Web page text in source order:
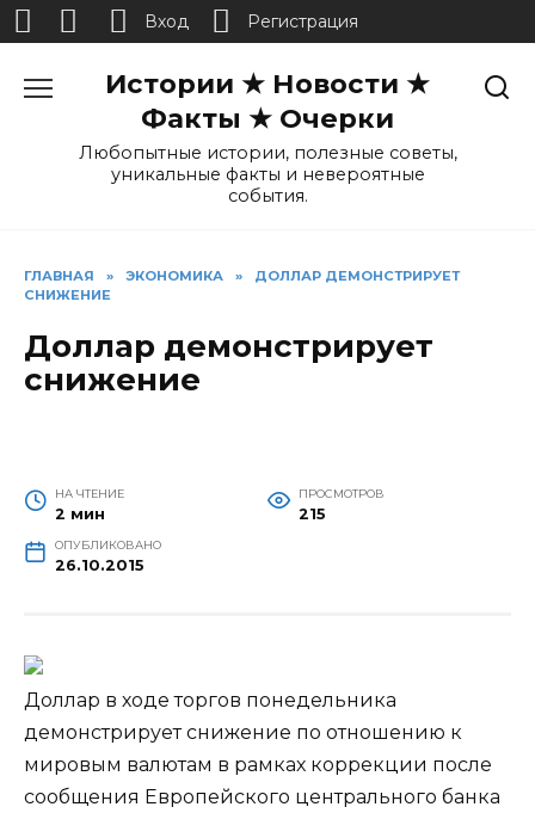
Истории ★ Новости ★
Факты ★ Очерки
Любопытные истории, полезные советы,
уникальные факты и невероятные
события.
ГЛАВНАЯ » ЭКОНОМИКА »
ДОЛЛАР ДЕМОНСТРИРУЕТ
СНИЖЕНИЕ
Доллар демонстрирует
снижение
НА ЧТЕНИЕ
2 мин
ПРОСМОТРОВ
215
ОПУБЛИКОВАНО
26.10.2015
Доллар в ходе торгов понедельника
демонстрирует снижение по отношению к
мировым валютам в рамках коррекции после
сообщения Европейского центрального банка
Вход Регистрация